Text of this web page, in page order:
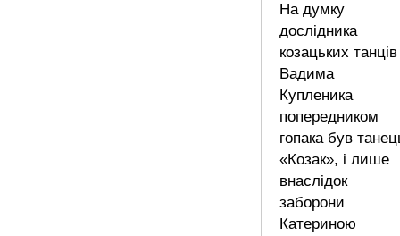
На думку
дослідника
козацьких танців
Вадима
Купленика
попередником
гопака був
«Козак», і лише
внаслідок
заборони
Катериною